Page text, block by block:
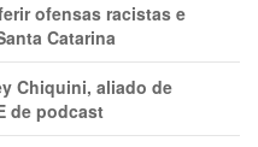
ofensas racistas e
Catarina
Chiquini, aliado de
de podcast